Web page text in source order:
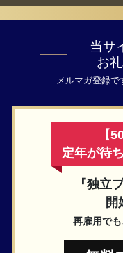
当サ
お
メルマガ登録
【
定年が待
『独立
開
再雇用で